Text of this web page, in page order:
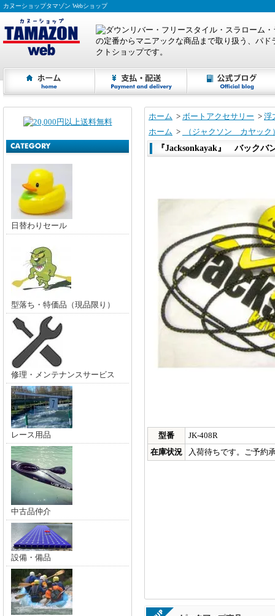
カヌーショップタマゾン Webショップ
日替わりセール
型落ち・特価品（現品限り）
修理・メンテナンスサービス
レース用品
中古品仲介
設備・備品
ホーム > ボートアクセサリー > 浮
ホーム >
（ジャクソン カヤック
『Jacksonkayak』 バックバ
型番
JK-408R
在庫状況
入荷待ちです。ご予約